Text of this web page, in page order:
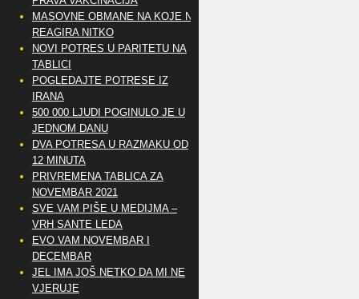
MASOVNE OBMANE NA KOJE NE
REAGIRA NITKO
NOVI POTRES U PARITETU NA
TABLICI
POGLEDAJTE POTRESE IZ
IRANA
500 000 LJUDI POGINULO JE U
JEDNOM DANU
DVA POTRESA U RAZMAKU OD
12 MINUTA
PRIVREMENA TABLICA ZA
NOVEMBAR 2021
SVE VAM PIŠE U MEDIJMA –
VRH SANTE LEDA
EVO VAM NOVEMBAR I
DECEMBAR
JEL IMA JOŠ NETKO DA MI NE
VJERUJE